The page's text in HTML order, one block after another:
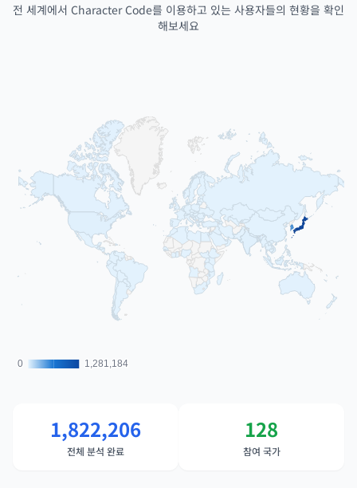
전 세계에서 Character Code를 이용하고 있는 사용자들의 현황을 확인
해보세요
0
0 1,281,184
1,281,184
1,822,206
전체 분석 완료
128
참여 국가